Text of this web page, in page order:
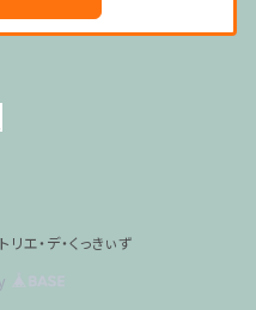
・デ・くっきぃず